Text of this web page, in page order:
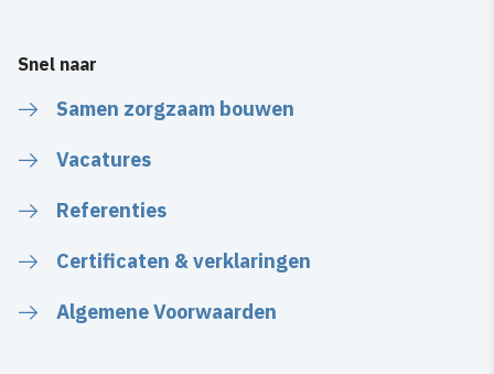
Snel naar
Samen zorgzaam bouwen
Vacatures
Referenties
Certificaten & verklaringen
Algemene Voorwaarden